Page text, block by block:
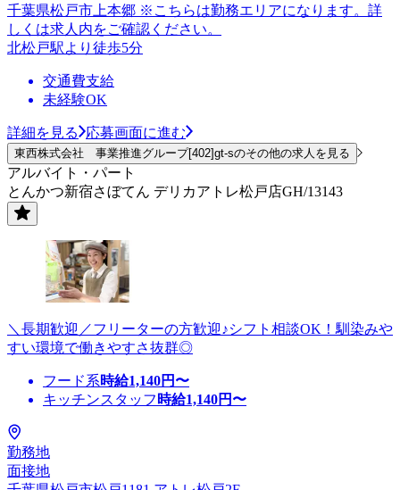
千葉県松戸市上本郷 ※こちらは勤務エリアになります。詳
しくは求人内をご確認ください。
北松戸駅より徒歩5分
交通費支給
未経験OK
詳細を見る 応募画面に進む
東西株式会社 事業推進グループ[402]gt-sのその他の求人を見る
アルバイト・パート
とんかつ新宿さぼてん デリカアトレ松戸店GH/13143
＼長期歓迎／フリーターの方歓迎♪シフト相談OK！馴染みや
すい環境で働きやすさ抜群◎
フード系時給1,140円〜
キッチンスタッフ 時給1,140円〜
勤務地
面接地